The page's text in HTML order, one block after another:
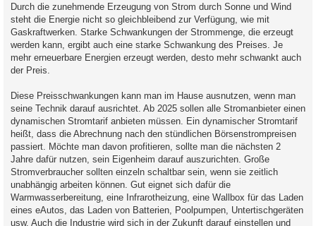
t
r
g
Durch die zunehmende Erzeugung von Strom durch Sonne und Wind
steht die Energie nicht so gleichbleibend zur Verfügung, wie mit
Gaskraftwerken. Starke Schwankungen der Strommenge, die erzeugt
werden kann, ergibt auch eine starke Schwankung des Preises. Je
mehr erneuerbare Energien erzeugt werden, desto mehr schwankt auch
der Preis.
Diese Preisschwankungen kann man im Hause ausnutzen, wenn man
seine Technik darauf ausrichtet. Ab 2025 sollen alle Stromanbieter einen
dynamischen Stromtarif anbieten müssen. Ein dynamischer Stromtarif
heißt, dass die Abrechnung nach den stündlichen Börsenstrompreisen
passiert. Möchte man davon profitieren, sollte man die nächsten 2
Jahre dafür nutzen, sein Eigenheim darauf auszurichten. Große
Stromverbraucher sollten einzeln schaltbar sein, wenn sie zeitlich
unabhängig arbeiten können. Gut eignet sich dafür die
Warmwasserbereitung, eine Infrarotheizung, eine Wallbox für das Laden
eines eAutos, das Laden von Batterien, Poolpumpen, Untertischgeräten
usw. Auch die Industrie wird sich in der Zukunft darauf einstellen und